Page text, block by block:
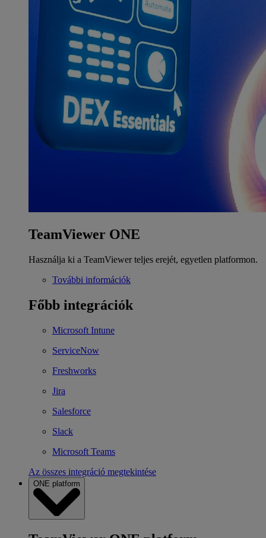
TeamViewer ONE
Használja ki a TeamViewer teljes erejét, egyetlen platformon.
További információk
Főbb integrációk
Microsoft Intune
ServiceNow
Freshworks
Jira
Salesforce
Slack
Microsoft Teams
Az összes integráció megtekintése
ONE platform